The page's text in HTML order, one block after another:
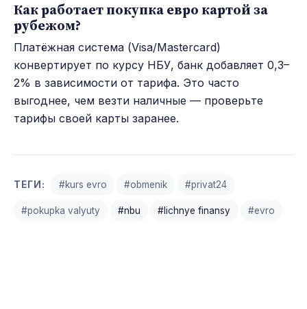
Как работает покупка евро картой за
рубежом?
Платёжная система (Visa/Mastercard)
конвертирует по курсу НБУ, банк добавляет 0,3–
2% в зависимости от тарифа. Это часто
выгоднее, чем везти наличные — проверьте
тарифы своей карты заранее.
ТЕГИ: #kurs evro #obmenik #privat24
#pokupka valyuty #nbu #lichnye finansy #evro